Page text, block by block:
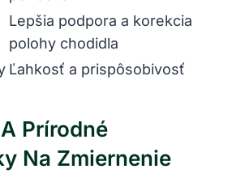
Lepšia podpora a korekcia
polohy chodidla
Ľahkosť a prispôsobivosť
Prírodné
Na Zmiernenie